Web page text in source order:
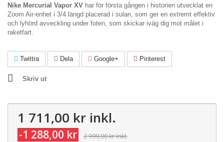
Nike Mercurial Vapor XV har för första gången i historien utvecklat en
Zoom Air-enhet i 3/4 längd placerad i sulan, som ger en extremt effektiv
och lyhörd avveckling under foten, som skickar iväg dig mot målet i
raketfart.
Twittra Dela Google+ Pinterest
Skriv ut
1 711,00 kr inkl.
-1 288,00 kr 2 999,00 krinkl.